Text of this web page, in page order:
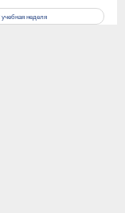
учебная неделя